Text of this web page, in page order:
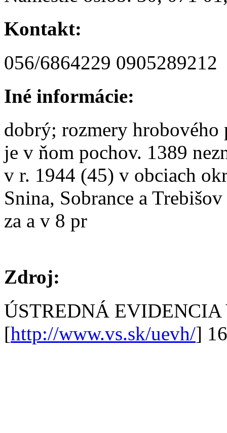
Kontakt:
056/6864229 0905289212
Iné informácie:
dobrý; rozmery hrobového
je v ňom pochov. 1389
v r. 1944 (45) v obciach
Snina, Sobrance a
za a v 8 pr
Zdroj:
ÚSTREDNÁ
[http://www.vs.sk/uevh/]